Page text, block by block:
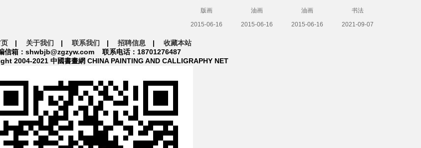
版画
2015-06-16
油画
2015-06-16
油画
2015-06-16
书法
2021-09-07
| 关于我们 | 联系我们 | 招聘信息 | 收藏本站
信箱：shwbjb@zgzyw.com 联系电话：18701276487
2004-2021 中國書畫網 CHINA PAINTING AND CALLIGRAPHY NET